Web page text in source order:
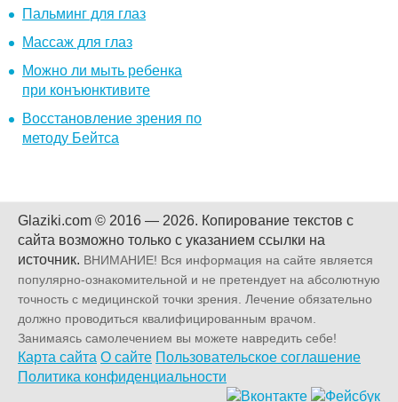
Пальминг для глаз
Массаж для глаз
Можно ли мыть ребенка
при конъюнктивите
Восстановление зрения по
методу Бейтса
Glaziki.com © 2016 — 2026. Копирование текстов с
сайта возможно только с указанием ссылки на
источник. ВНИМАНИЕ! Вся информация на сайте является
популярно-ознакомительной и не претендует на абсолютную
точность с медицинской точки зрения. Лечение обязательно
должно проводиться квалифицированным врачом.
Занимаясь самолечением вы можете навредить себе!
Карта сайта О сайте Пользовательское соглашение
Политика конфиденциальности